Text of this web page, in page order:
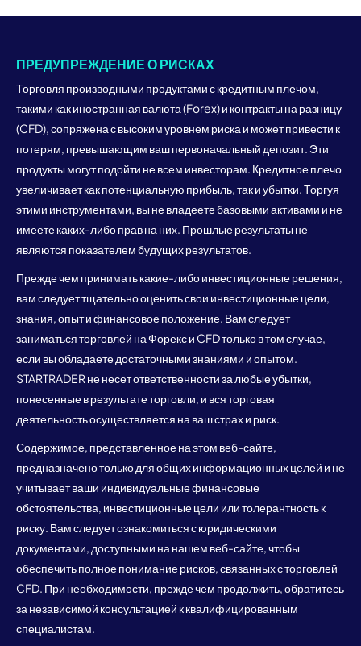
ПРЕДУПРЕЖДЕНИЕ О РИСКАХ
Торговля производными продуктами с кредитным плечом,
такими как иностранная валюта (Forex) и контракты на разницу
(CFD), сопряжена с высоким уровнем риска и может привести к
потерям, превышающим ваш первоначальный депозит. Эти
продукты могут подойти не всем инвесторам. Кредитное плечо
увеличивает как потенциальную прибыль, так и убытки. Торгуя
этими инструментами, вы не владеете базовыми активами и не
имеете каких-либо прав на них. Прошлые результаты не
являются показателем будущих результатов.
Прежде чем принимать какие-либо инвестиционные решения,
вам следует тщательно оценить свои инвестиционные цели,
знания, опыт и финансовое положение. Вам следует
заниматься торговлей на Форекс и CFD только в том случае,
если вы обладаете достаточными знаниями и опытом.
STARTRADER не несет ответственности за любые убытки,
понесенные в результате торговли, и вся торговая
деятельность осуществляется на ваш страх и риск.
Содержимое, представленное на этом веб-сайте,
предназначено только для общих информационных целей и не
учитывает ваши индивидуальные финансовые
обстоятельства, инвестиционные цели или толерантность к
риску. Вам следует ознакомиться с юридическими
документами, доступными на нашем веб-сайте, чтобы
обеспечить полное понимание рисков, связанных с торговлей
CFD. При необходимости, прежде чем продолжить, обратитесь
за независимой консультацией к квалифицированным
специалистам.